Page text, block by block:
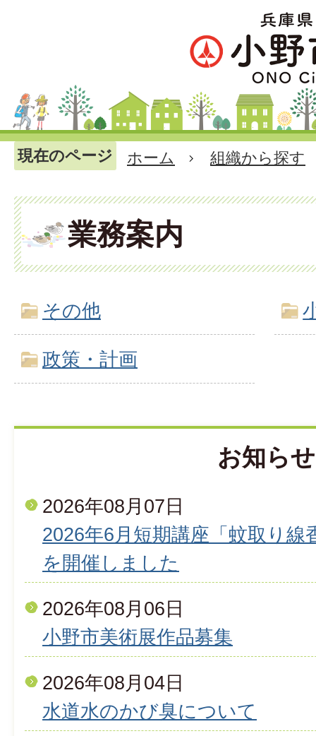
現在のページ ホーム 組織から探す
業務案内
その他
政策・計画
お知らせ
2026年08月07日
2026年6月短期講座「蚊取り
を開催しました
2026年08月06日
小野市美術展作品募集
2026年08月04日
水道水のかび臭について